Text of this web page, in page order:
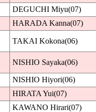
DEGUCHI Miyu(07)
HARADA Kanna(07)
TAKAI Kokona(06)
NISHIO Sayaka(06)
NISHIO Hiyori(06)
HIRATA Yui(07)
KAWANO Hirari(07)